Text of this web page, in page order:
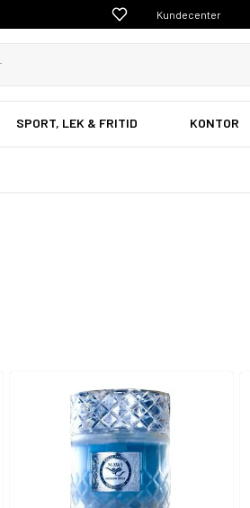
Kundecenter
SPORT, LEK & FRITID KONTOR